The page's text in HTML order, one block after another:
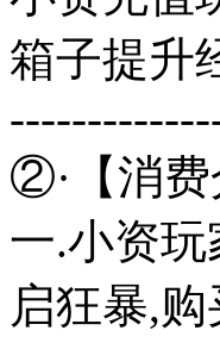
箱子提升
②·【消费
一.小资
启狂暴,